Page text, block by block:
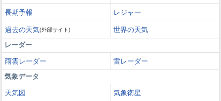
長期予報 レジャー
過去の天気(外部サイト)
世界の天気
レーダー
雨雲レーダー
雷レーダー
気象データ
天気図 気象衛星